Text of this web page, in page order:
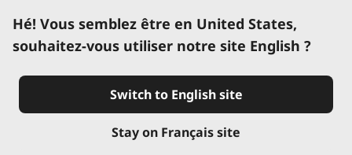
Hé! Vous semblez être en United States,
souhaitez-vous utiliser notre site English ?
Switch to English site
Stay on Français site